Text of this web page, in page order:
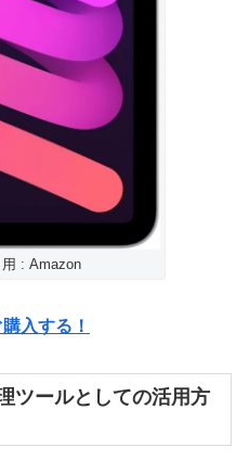
: Amazon
入する！
ツールとしての活用方